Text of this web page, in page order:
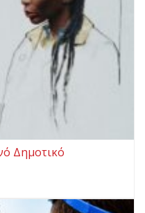
Δημοτικό